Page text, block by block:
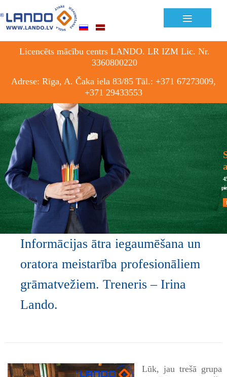
≡
Licencēts mācību centrs LANDO. LR IZM Lic. Nr.
3360800220
Adrese: Rīga, A. Čaka iela 83/85 Tāl.: +371 67273009,
+371 29433553
Informācijas ātra iegaumēšana un
oratora meistarība profesionāliem
grāmatvežiem. Treneris – Irina
Lando.
Lūk, jau trešā grupa